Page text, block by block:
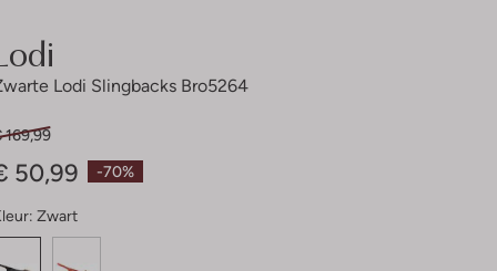
Lodi Slingbacks Bro5264
-70%
169,99
50,99
Zwart